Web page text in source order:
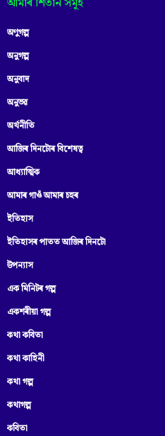
অণুগল্প
অনুগল্প
অনুবাদ
অনুভৱ
অৰ্থনীতি
আজিৰ দিনটোৰ বিশেষত্ব
আধ্যাত্মিক
আমাৰ গাওঁ আমাৰ চহৰ
ইতিহাস
ইতিহাসৰ পাতত আজিৰ দিনটো
উপন্যাস
এক মিনিটৰ গল্প
একশৰীয়া গল্প
কথা কবিতা
কথা কাহিনী
কথা গল্প
কথাগল্প
কবিতা